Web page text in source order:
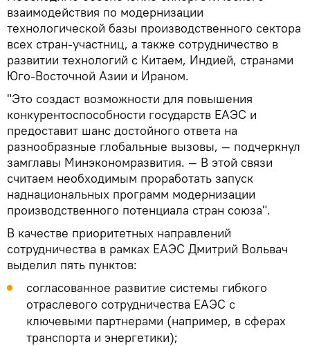
взаимодействия по модернизации
технологической базы производственного сектора
всех стран-участниц, а также сотрудничество в
развитии технологий с Китаем, Индией, странами
Юго-Восточной Азии и Ираном.
"Это создаст возможности для повышения
конкурентоспособности государств ЕАЭС и
предоставит шанс достойного ответа на
разнообразные глобальные вызовы, — подчеркнул
замглавы Минэкономразвития. — В этой связи
считаем необходимым проработать запуск
наднациональных программ модернизации
производственного потенциала стран союза".
В качестве приоритетных направлений
сотрудничества в рамках ЕАЭС Дмитрий Вольвач
выделил пять пунктов:
согласованное развитие системы гибкого
отраслевого сотрудничества ЕАЭС с
ключевыми партнерами (например, в сферах
транспорта и энергетики);